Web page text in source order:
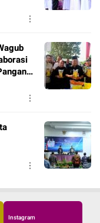
Instagram